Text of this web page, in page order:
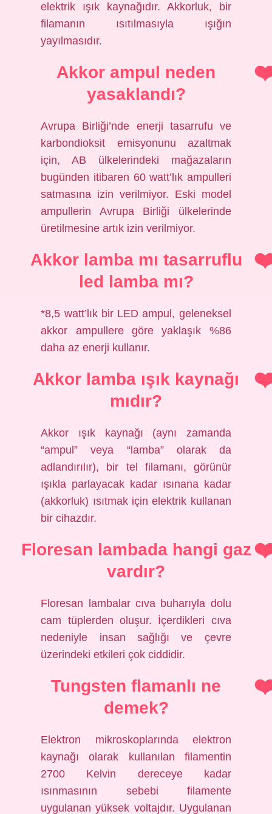
elektrik ışık kaynağıdır. Akkorluk, bir
filamanın ısıtılmasıyla ışığın
yayılmasıdır.
Akkor ampul neden
yasaklandı?
Avrupa Birliği’nde enerji tasarrufu ve
karbondioksit emisyonunu azaltmak
için, AB ülkelerindeki mağazaların
bugünden itibaren 60 watt’lık ampulleri
satmasına izin verilmiyor. Eski model
ampullerin Avrupa Birliği ülkelerinde
üretilmesine artık izin verilmiyor.
Akkor lamba mı tasarruflu
led lamba mı?
*8,5 watt’lık bir LED ampul, geleneksel
akkor ampullere göre yaklaşık %86
daha az enerji kullanır.
Akkor lamba ışık kaynağı
mıdır?
Akkor ışık kaynağı (aynı zamanda
“ampul” veya “lamba” olarak da
adlandırılır), bir tel filamanı, görünür
ışıkla parlayacak kadar ısınana kadar
(akkorluk) ısıtmak için elektrik kullanan
bir cihazdır.
Floresan lambada hangi gaz
vardır?
Floresan lambalar cıva buharıyla dolu
cam tüplerden oluşur. İçerdikleri cıva
nedeniyle insan sağlığı ve çevre
üzerindeki etkileri çok ciddidir.
Tungsten flamanlı ne
demek?
Elektron mikroskoplarında elektron
kaynağı olarak kullanılan filamentin
2700 Kelvin dereceye kadar
ısınmasının sebebi filamente
uygulanan yüksek voltajdır. Uygulanan